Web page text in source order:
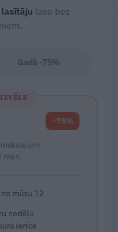
lasītāju lasa bez
Gadā -75%
mēn.
−75%
mūsu 12
nedēļu
ierīcē